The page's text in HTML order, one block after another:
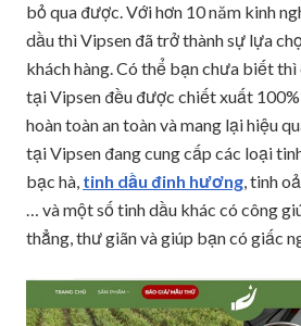
bỏ qua được. Với hơn 10 năm kinh
dầu thì Vipsen đã trở thành sự lựa
khách hàng. Có thể bạn chưa biết
tại Vipsen đều được chiết xuất
hoàn toàn an toàn và mang lại hiệu
tại Vipsen đang cung cấp các loại
bạc hà, tinh dầu đinh hương, tinh
… và một số tinh dầu khác có công
thẳng, thư giãn và giúp bạn có giấc